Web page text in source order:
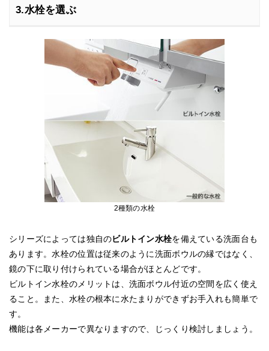
3.水栓を選ぶ
2種類の水栓
シリーズによっては独自のビルトイン水栓を備えている洗面台も
あります。水栓の位置は従来のように洗面ボウルの縁ではなく、
鏡の下に取り付けられている場合がほとんどです。
ビルトイン水栓のメリットは、洗面ボウル付近の空間を広く使え
ること。また、水栓の根本に水たまりができずお手入れも簡単で
す。
機能は各メーカーで異なりますので、じっくり検討しましょう。